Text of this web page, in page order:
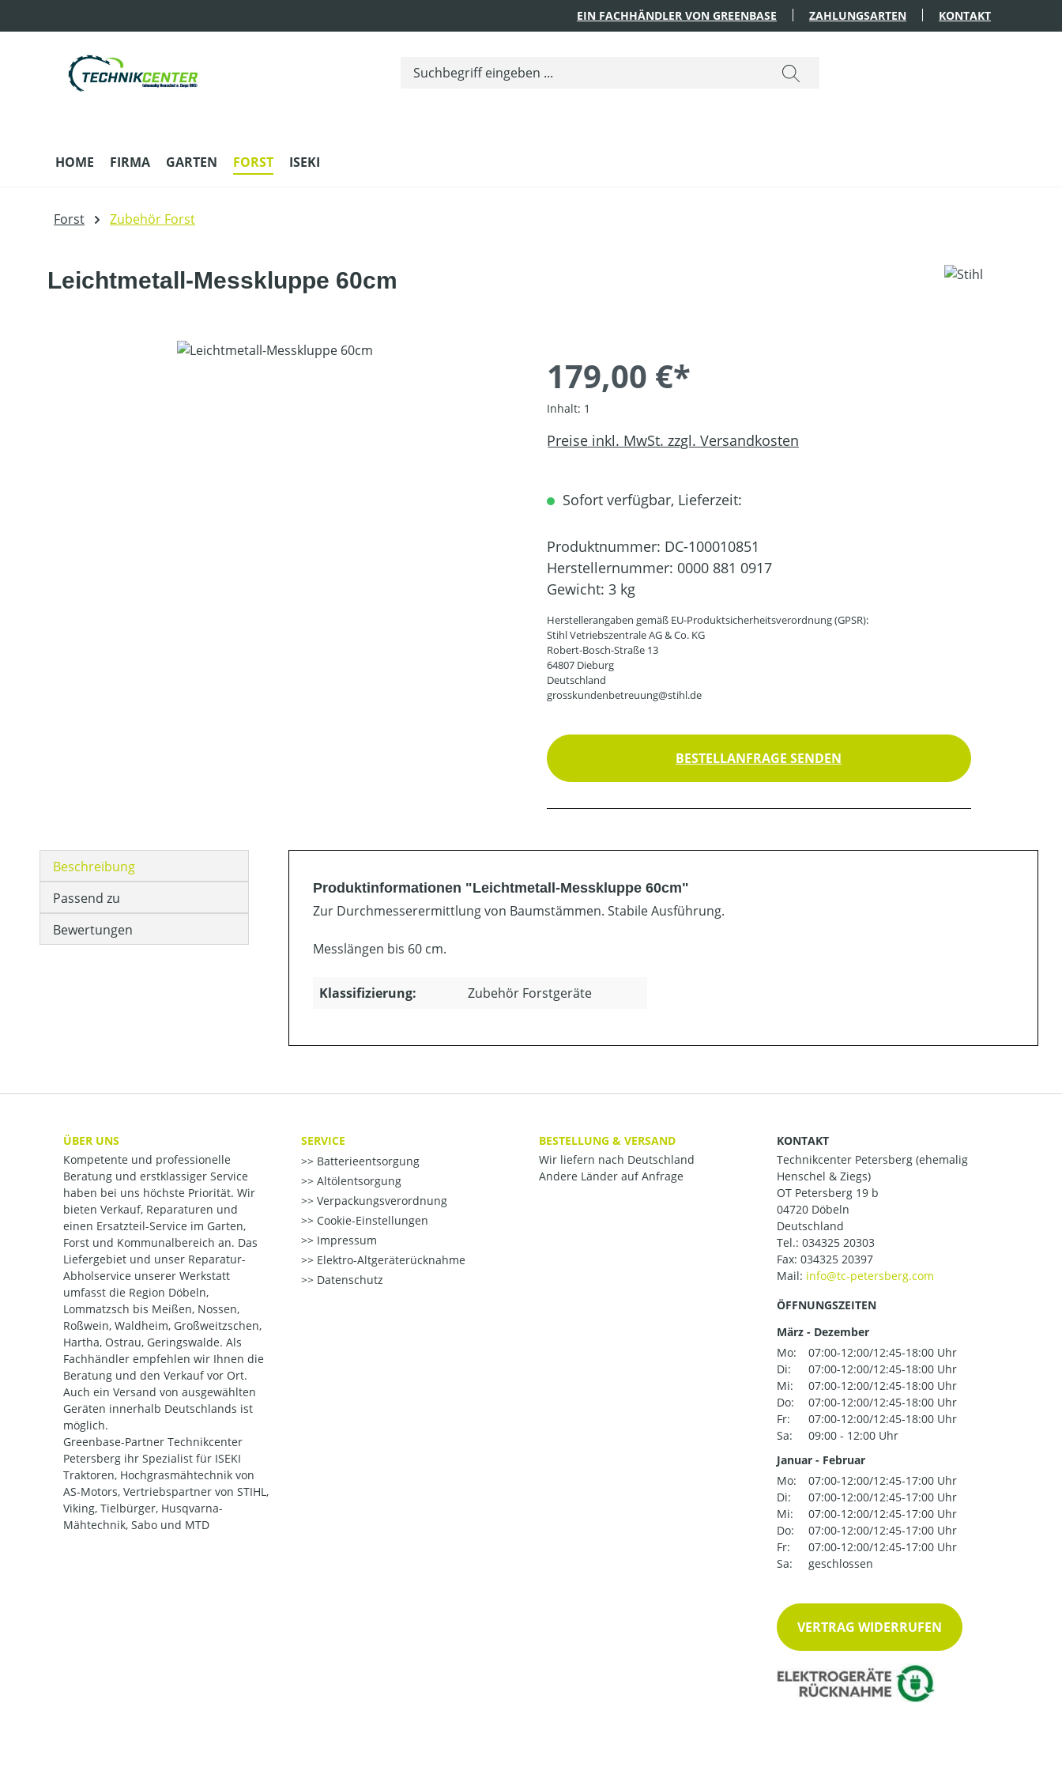
EIN FACHHÄNDLER VON GREENBASE ZAHLUNGSARTEN KONTAKT
HOME FIRMA GARTEN FORST ISEKI
Forst Zubehör Forst
Leichtmetall-Messkluppe 60cm
Bildergalerie überspringen
179,00 €*
Inhalt: 1
Preise inkl. MwSt. zzgl. Versandkosten
Sofort verfügbar, Lieferzeit:
Produktnummer: DC-100010851
Herstellernummer: 0000 881 0917
Gewicht: 3 kg
Herstellerangaben gemäß EU-Produktsicherheitsverordnung (GPSR):
Stihl Vetriebszentrale AG & Co. KG
Robert-Bosch-Straße 13
64807 Dieburg
Deutschland
grosskundenbetreuung@stihl.de
BESTELLANFRAGE SENDEN
Beschreibung
Passend zu
Bewertungen
Produktinformationen "Leichtmetall-Messkluppe 60cm"
Zur Durchmesserermittlung von Baumstämmen. Stabile Ausführung.
Messlängen bis 60 cm.
Klassifizierung: Zubehör Forstgeräte
ÜBER UNS
Kompetente und professionelle
Beratung und erstklassiger Service
haben bei uns höchste Priorität. Wir
bieten Verkauf, Reparaturen und
einen Ersatzteil-Service im Garten,
Forst und Kommunalbereich an. Das
Liefergebiet und unser Reparatur-
Abholservice unserer Werkstatt
umfasst die Region Döbeln,
Lommatzsch bis Meißen, Nossen,
Roßwein, Waldheim, Großweitzschen,
Hartha, Ostrau, Geringswalde. Als
Fachhändler empfehlen wir Ihnen die
Beratung und den Verkauf vor Ort.
Auch ein Versand von ausgewählten
Geräten innerhalb Deutschlands ist
möglich.
Greenbase-Partner Technikcenter
Petersberg ihr Spezialist für ISEKI
Traktoren, Hochgrasmähtechnik von
AS-Motors, Vertriebspartner von STIHL,
Viking, Tielbürger, Husqvarna-
Mähtechnik, Sabo und MTD
SERVICE
Batterieentsorgung
Altölentsorgung
Verpackungsverordnung
Cookie-Einstellungen
Impressum
Elektro-Altgeräterücknahme
Datenschutz
BESTELLUNG & VERSAND
Wir liefern nach Deutschland
Andere Länder auf Anfrage
KONTAKT
Technikcenter Petersberg (ehemalig
Henschel & Ziegs)
OT Petersberg 19 b
04720 Döbeln
Deutschland
Tel.: 034325 20303
Fax: 034325 20397
Mail:
ÖFFNUNGSZEITEN
März - Dezember
Mo:
07:00-12:00/12:45-18:00 Uhr
Di:
07:00-12:00/12:45-18:00 Uhr
Mi:
07:00-12:00/12:45-18:00 Uhr
Do:
07:00-12:00/12:45-18:00 Uhr
Fr:
07:00-12:00/12:45-18:00 Uhr
Sa:
09:00 - 12:00 Uhr
Januar - Februar
Mo:
07:00-12:00/12:45-17:00 Uhr
Di:
07:00-12:00/12:45-17:00 Uhr
Mi:
07:00-12:00/12:45-17:00 Uhr
Do:
07:00-12:00/12:45-17:00 Uhr
Fr:
07:00-12:00/12:45-17:00 Uhr
Sa:
geschlossen
VERTRAG WIDERRUFEN